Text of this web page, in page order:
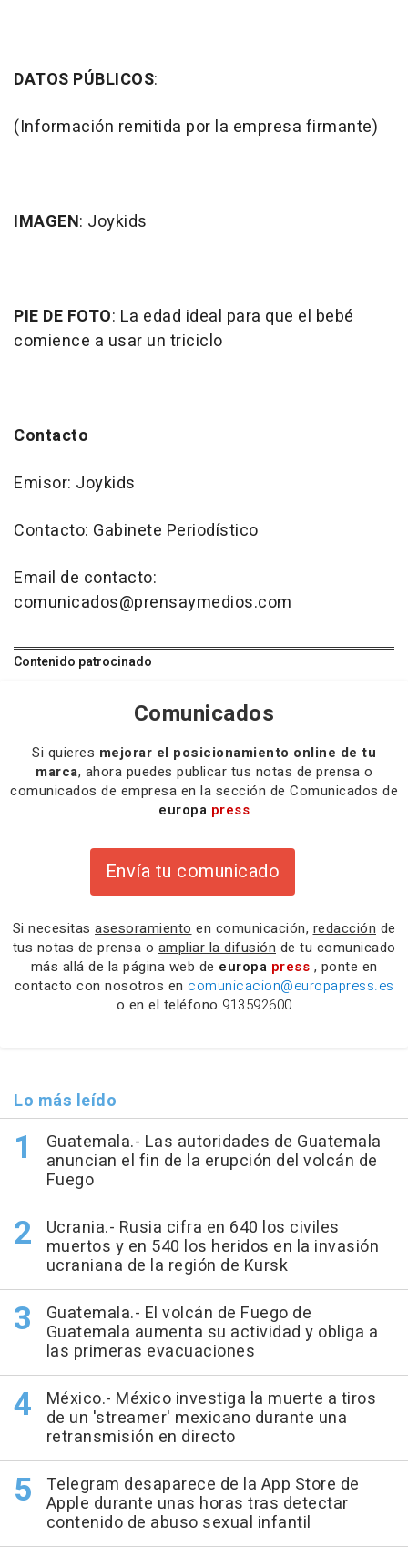
DATOS PÚBLICOS:
(Información remitida por la empresa firmante)
IMAGEN: Joykids
PIE DE FOTO: La edad ideal para que el bebé
comience a usar un triciclo
Contacto
Emisor: Joykids
Contacto: Gabinete Periodístico
Email de contacto:
comunicados@prensaymedios.com
Contenido patrocinado
Comunicados
Si quieres mejorar el posicionamiento online de tu
marca, ahora puedes publicar tus notas de prensa o
comunicados de empresa en la sección de Comunicados de
europa press
Envía tu comunicado
Si necesitas asesoramiento en comunicación, redacción de
tus notas de prensa o ampliar la difusión de tu comunicado
más allá de la página web de europa press , ponte en
contacto con nosotros en comunicacion@europapress.es
o en el teléfono 913592600
Lo más leído
Guatemala.- Las autoridades de Guatemala
anuncian el fin de la erupción del volcán de
Fuego
Ucrania.- Rusia cifra en 640 los civiles
muertos y en 540 los heridos en la invasión
ucraniana de la región de Kursk
Guatemala.- El volcán de Fuego de
Guatemala aumenta su actividad y obliga a
las primeras evacuaciones
México.- México investiga la muerte a tiros
de un 'streamer' mexicano durante una
retransmisión en directo
Telegram desaparece de la App Store de
Apple durante unas horas tras detectar
contenido de abuso sexual infantil